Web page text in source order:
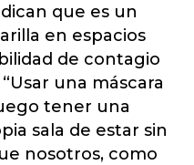
que es un
en espacios
de contagio
una máscara
tener una
sala de estar sin
nosotros, como